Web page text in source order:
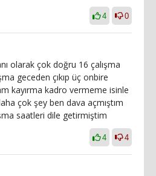
4 0
olarak çok doğru 16 çalışma
geceden çıkıp üç onbire
kayırma kadro vermeme isinle
çok şey ben dava açmıştım
saatleri dile getirmiştim
4 4